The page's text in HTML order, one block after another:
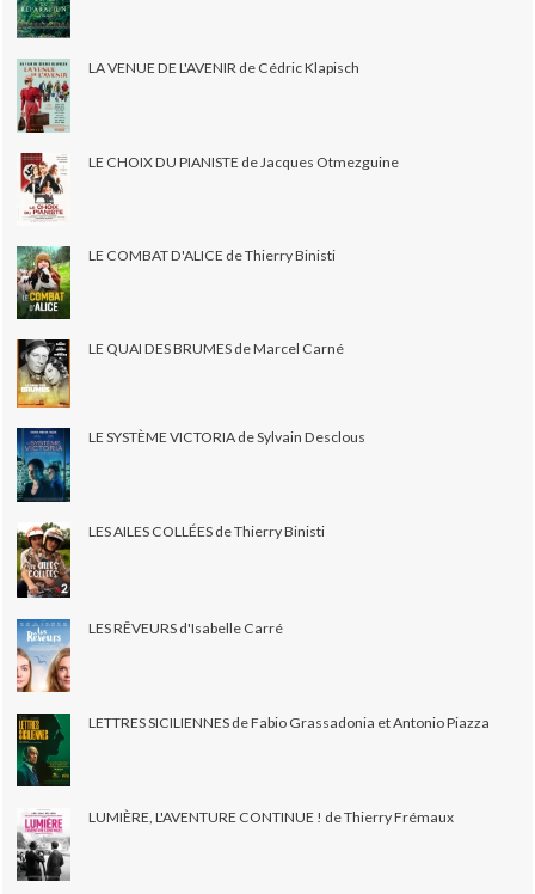
LA VENUE DE L'AVENIR de Cédric Klapisch
LE CHOIX DU PIANISTE de Jacques Otmezguine
LE COMBAT D'ALICE de Thierry Binisti
LE QUAI DES BRUMES de Marcel Carné
LE SYSTÈME VICTORIA de Sylvain Desclous
LES AILES COLLÉES de Thierry Binisti
LES RÊVEURS d'Isabelle Carré
LETTRES SICILIENNES de Fabio Grassadonia et Antonio Piazza
LUMIÈRE, L'AVENTURE CONTINUE ! de Thierry Frémaux